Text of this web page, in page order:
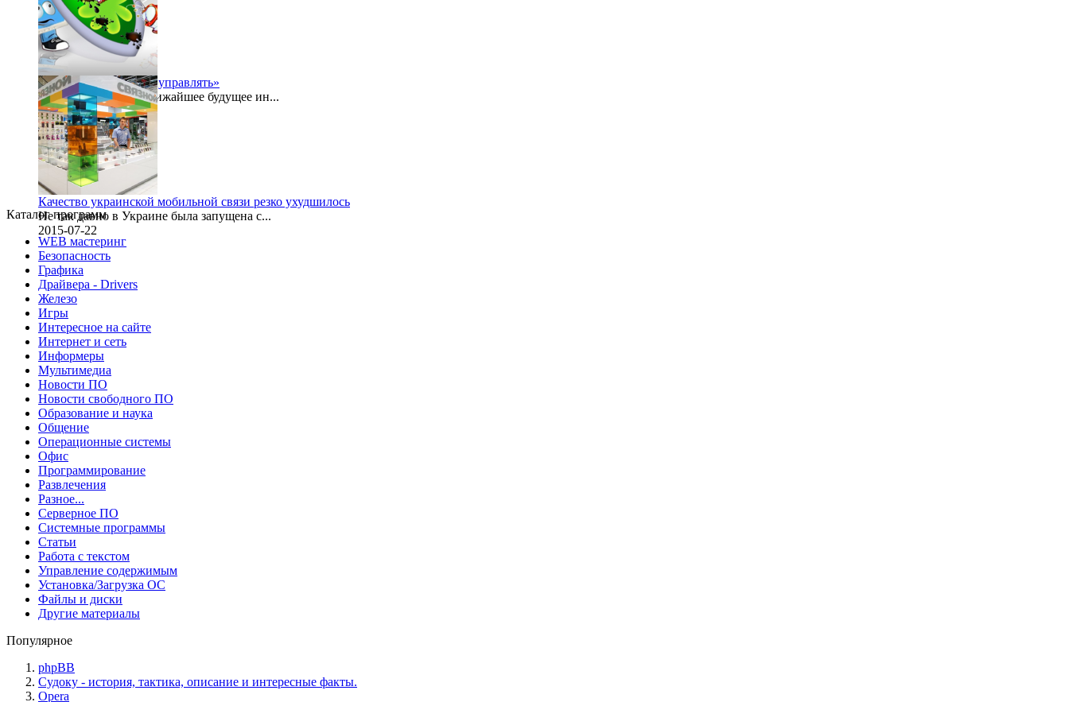
«Безопасностью надо управлять»
Буквально в самое ближайшее будущее ин...
2015-07-24
Качество украинской мобильной связи резко ухудшилось
Не так давно в Украине была запущена с...
2015-07-22
Каталог программ
WEB мастеринг
Безопасность
Графика
Драйвера - Drivers
Железо
Игры
Интересное на сайте
Интернет и сеть
Информеры
Мультимедиа
Новости ПО
Новости свободного ПО
Образование и наука
Общение
Операционные системы
Офис
Программирование
Развлечения
Разное...
Серверное ПО
Системные программы
Статьи
Работа с текстом
Управление содержимым
Установка/Загрузка ОС
Файлы и диски
Другие материалы
Популярное
phpBB
Судоку - история, тактика, описание и интересные факты.
Opera